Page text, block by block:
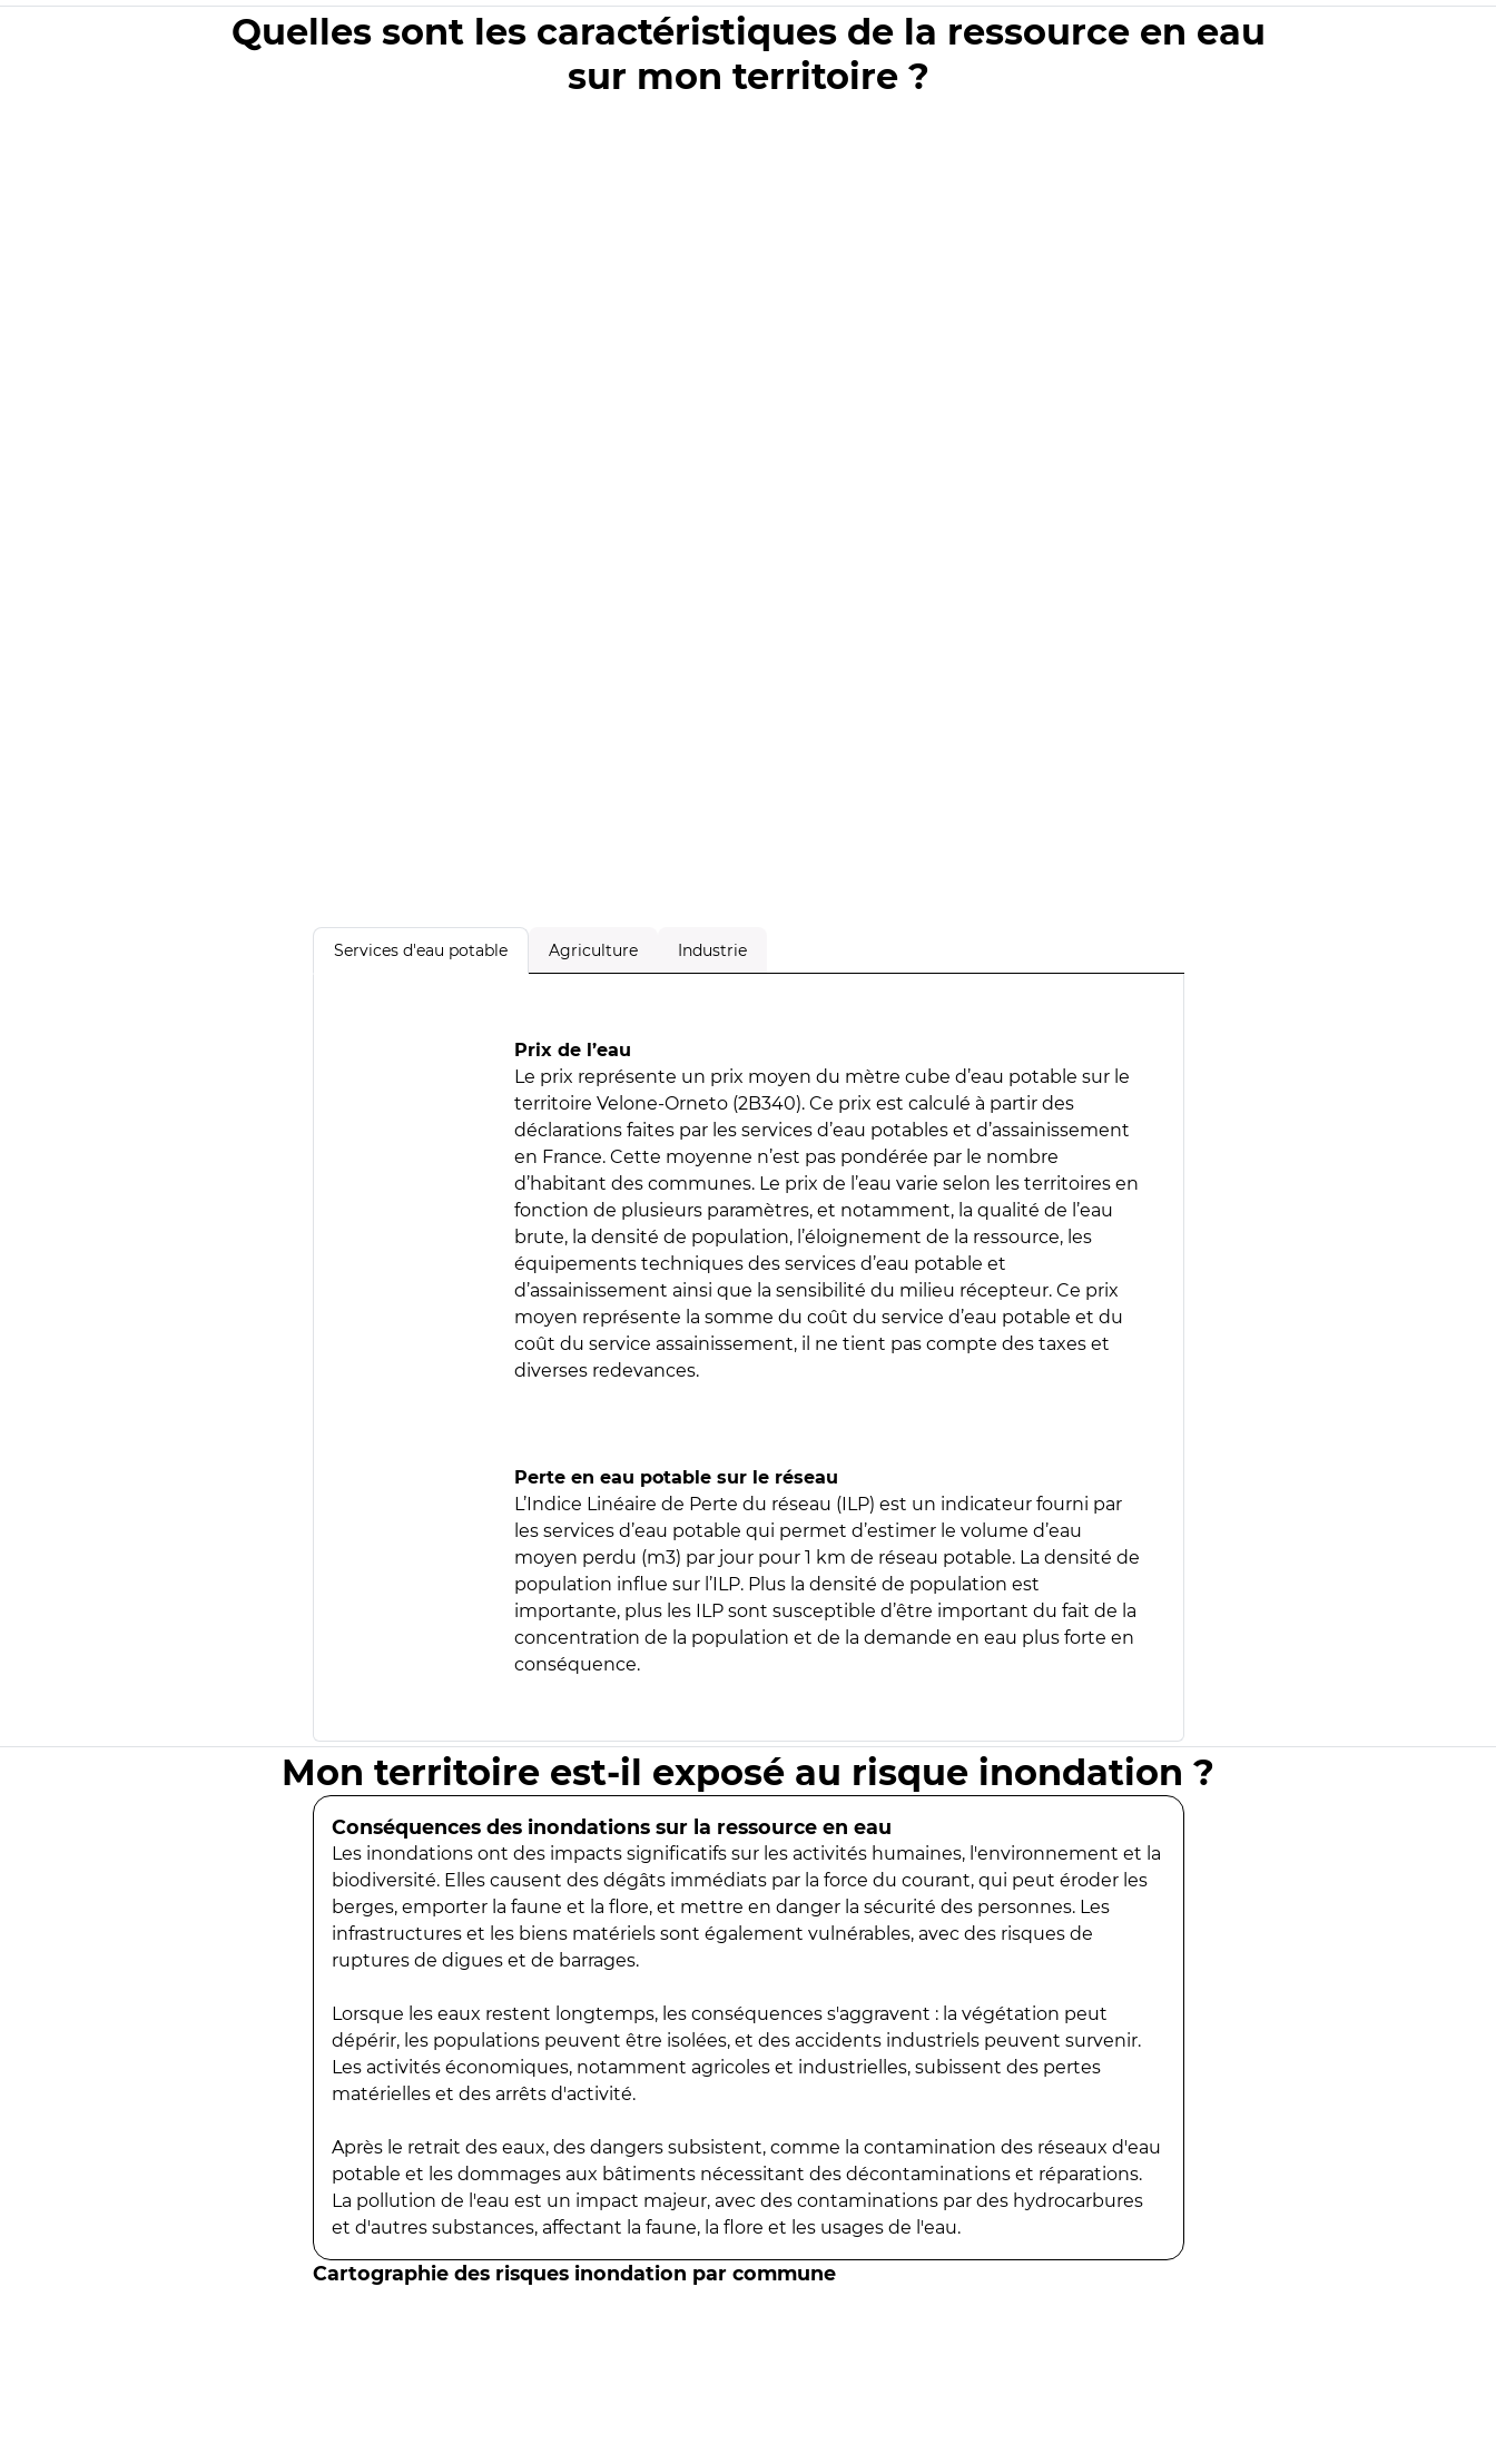
Quelles sont les caractéristiques de la ressource en eau
sur mon territoire ?
Services d'eau potable Agriculture Industrie
Prix de l’eau
Le prix représente un prix moyen du mètre cube d’eau potable sur le
territoire Velone-Orneto (2B340). Ce prix est calculé à partir des
déclarations faites par les services d’eau potables et d’assainissement
en France. Cette moyenne n’est pas pondérée par le nombre
d’habitant des communes. Le prix de l’eau varie selon les territoires en
fonction de plusieurs paramètres, et notamment, la qualité de l’eau
brute, la densité de population, l’éloignement de la ressource, les
équipements techniques des services d’eau potable et
d’assainissement ainsi que la sensibilité du milieu récepteur. Ce prix
moyen représente la somme du coût du service d’eau potable et du
coût du service assainissement, il ne tient pas compte des taxes et
diverses redevances.
Perte en eau potable sur le réseau
L’Indice Linéaire de Perte du réseau (ILP) est un indicateur fourni par
les services d’eau potable qui permet d’estimer le volume d’eau
moyen perdu (m3) par jour pour 1 km de réseau potable. La densité de
population influe sur l’ILP. Plus la densité de population est
importante, plus les ILP sont susceptible d’être important du fait de la
concentration de la population et de la demande en eau plus forte en
conséquence.
Mon territoire est-il exposé au risque inondation ?
Conséquences des inondations sur la ressource en eau
Les inondations ont des impacts significatifs sur les activités humaines, l'environnement et la
biodiversité. Elles causent des dégâts immédiats par la force du courant, qui peut éroder les
berges, emporter la faune et la flore, et mettre en danger la sécurité des personnes. Les
infrastructures et les biens matériels sont également vulnérables, avec des risques de
ruptures de digues et de barrages.
Lorsque les eaux restent longtemps, les conséquences s'aggravent : la végétation peut
dépérir, les populations peuvent être isolées, et des accidents industriels peuvent survenir.
Les activités économiques, notamment agricoles et industrielles, subissent des pertes
matérielles et des arrêts d'activité.
Après le retrait des eaux, des dangers subsistent, comme la contamination des réseaux d'eau
potable et les dommages aux bâtiments nécessitant des décontaminations et réparations.
La pollution de l'eau est un impact majeur, avec des contaminations par des hydrocarbures
et d'autres substances, affectant la faune, la flore et les usages de l'eau.
Cartographie des risques inondation par commune